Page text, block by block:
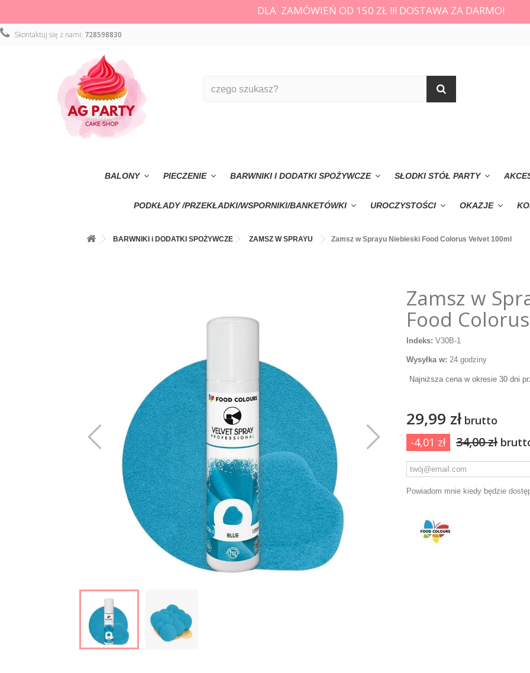
DLA ZAMÓWIEŃ OD 150 ZŁ !!! DOSTAWA ZA DARMO!
Skontaktuj się z nami: 728598830
BALONY PIECZENIE BARWNIKI I DODATKI SPOŻYWCZE SŁODKI STÓŁ PARTY
PODKŁADY /PRZEKŁADKI/WSPORNIKI/BANKETÓWKI UROCZYSTOŚCI OKAZJE
BARWNIKI i DODATKI SPOŻYWCZE ZAMSZ W SPRAYU Zamsz w Sprayu Niebieski Food Colorus Velvet 100ml
Zamsz w
Food
Indeks: V30B-1
Wysyłka w: 24 godziny
Najniższa cena w okresie 30 dni
29,99 złbrutto
-4,01 zł
34,00 zł
Powiadom mnie kiedy będzie